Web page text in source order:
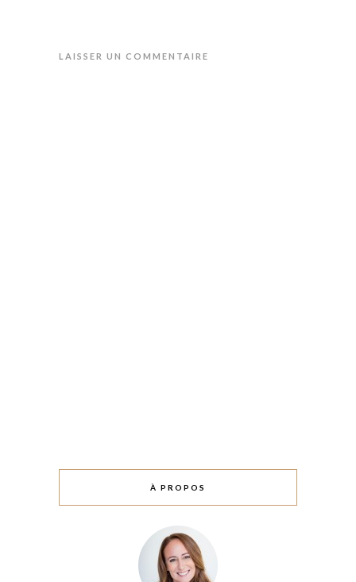
LAISSER UN COMMENTAIRE
À PROPOS